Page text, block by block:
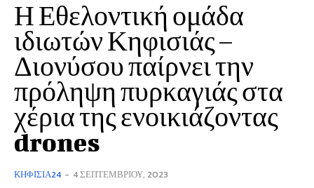
Η Εθελοντική ομάδα
ιδιωτών Κηφισιάς –
Διονύσου παίρνει την
πρόληψη πυρκαγιάς στα
χέρια της ενοικιάζοντας
drones
ΚΗΦΙΣΙΆ24 - 4 ΣΕΠΤΕΜΒΡΊΟΥ, 2023